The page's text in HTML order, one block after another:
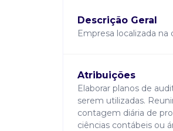
Descrição Geral
Empresa localizada
Atribuições
Elaborar planos de
serem utilizadas.
contagem diária de
ciências contábeis ou